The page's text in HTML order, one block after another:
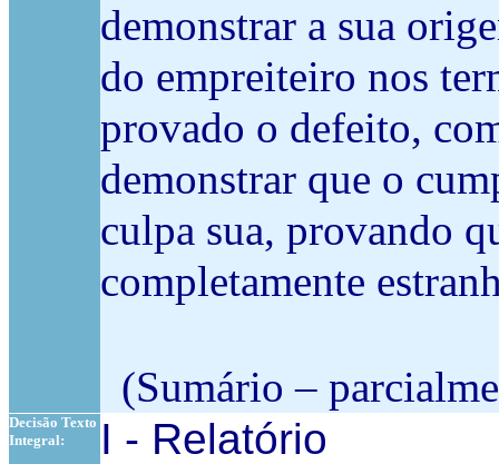
demonstrar a sua
do empreiteiro nos
provado o defeito,
demonstrar que o
culpa sua, provando
completamente
(Sumário –
Decisão Texto
Integral:
I - Relatório